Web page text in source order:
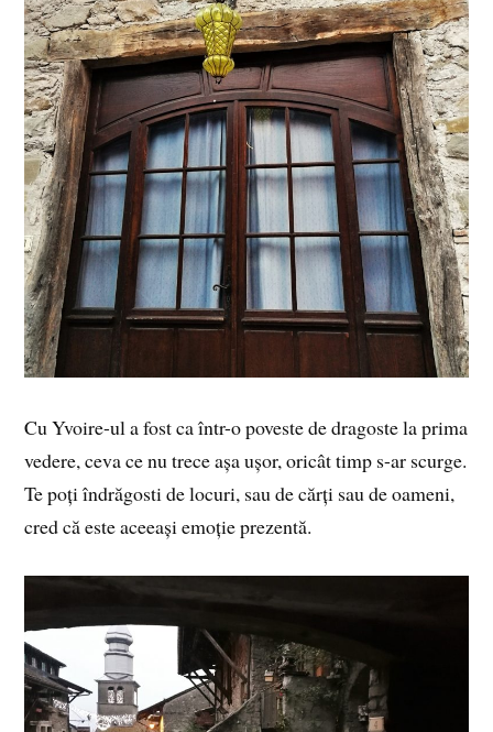
Cu Yvoire-ul a fost ca într-o poveste de dragoste la prima
vedere, ceva ce nu trece așa ușor, oricât timp s-ar scurge.
Te poți îndrăgosti de locuri, sau de cărți sau de oameni,
cred că este aceeași emoție prezentă.